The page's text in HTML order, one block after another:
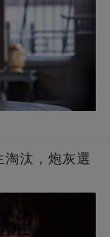
淘汰，炮灰選